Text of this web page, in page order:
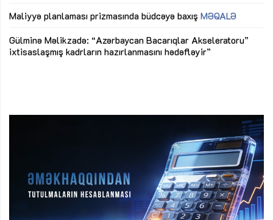
Maliyyə planlaması prizmasında büdcəyə baxış MƏQALƏ
Gülminə Məlikzadə: “Azərbaycan Bacarıqlar Akseleratoru”
ixtisaslaşmış kadrların hazırlanmasını hədəfləyir”